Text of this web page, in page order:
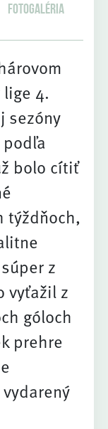
Fotogaléria
4.
sezóny
bolo cítiť
týždňoch,
z
vyťažil z
góloch
prehre